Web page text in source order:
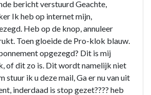
bericht verstuurd Geachte,
Ik heb op internet mijn,
Heb op de knop, annuleer
Toen gloeide de Pro-klok blauw.
opgezegd? Dit is mij
of dit zo is. Dit wordt namelijk niet
stuur ik u deze mail, Ga er nu van uit
inderdaad is stop gezet???? heb